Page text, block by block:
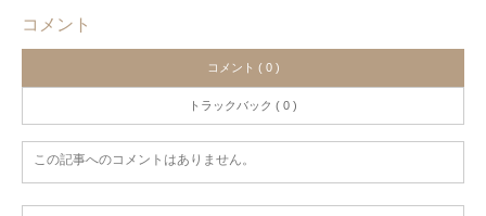
コメント
コメント ( 0 )
トラックバック ( 0 )
この記事へのコメントはありません。